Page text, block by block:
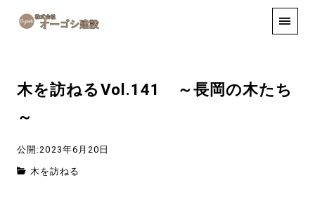
手しごと
木を訪ねるVol.141 ～長岡の木たち
～
公開:2023年6月20日
木を訪ねる